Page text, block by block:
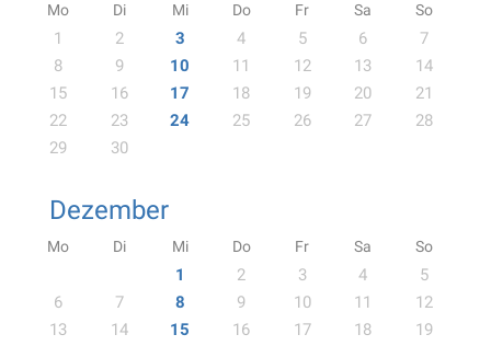
Mo Di Mi Do Fr Sa So
1 2 3 4 5 6
7
8
9 10 11 12 13
14
15
16 17 18 19 20
21
22
23 24 25 26 27
28
29
30
Dezember
Mo Di Mi Do Fr Sa So
1 2 3 4
5
6
7 8 9 10 11
12
13
14 15 16 17 18
19